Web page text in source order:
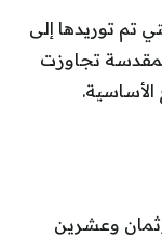
تم توريدها إلى
تجاوزت
وعشرين